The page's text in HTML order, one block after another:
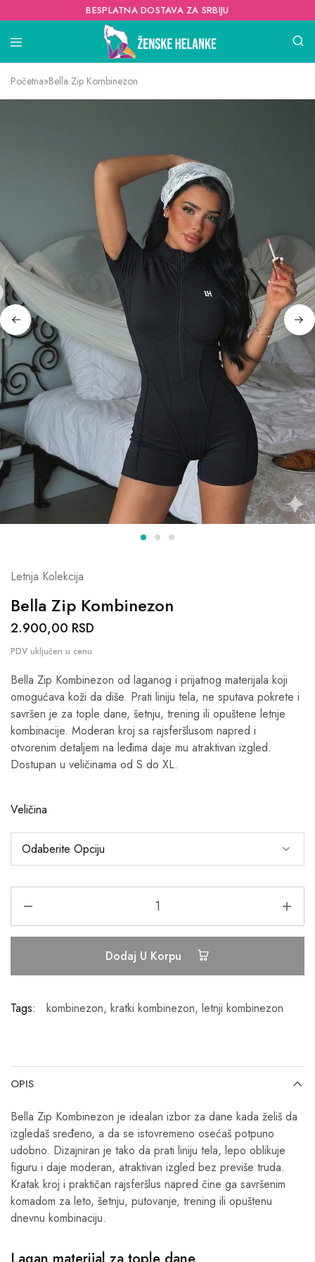
BESPLATNA DOSTAVA ZA SRBIJU
Početna»Bella Zip Kombinezon
Letnja Kolekcija
Bella Zip Kombinezon
2.900,00 RSD
Bella Zip Kombinezon od laganog i prijatnog materijala koji
omogućava koži da diše. Prati liniju tela, ne sputava pokrete i
savršen je za tople dane, šetnju, trening ili opuštene letnje
kombinacije. Moderan kroj sa rajsferšlusom napred i
otvorenim detaljem na leđima daje mu atraktivan izgled.
Dostupan u veličinama od S do XL.
Veličina
Dodaj U Korpu
Tags: kombinezon, kratki kombinezon, letnji kombinezon
OPIS
Bella Zip Kombinezon je idealan izbor za dane kada želiš da
izgledaš sređeno, a da se istovremeno osećaš potpuno
udobno. Dizajniran je tako da prati liniju tela, lepo oblikuje
figuru i daje moderan, atraktivan izgled bez previše truda.
Kratak kroj i praktičan rajsferšlus napred čine ga savršenim
komadom za leto, šetnju, putovanje, trening ili opuštenu
dnevnu kombinaciju.